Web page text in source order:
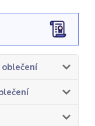
oblečení